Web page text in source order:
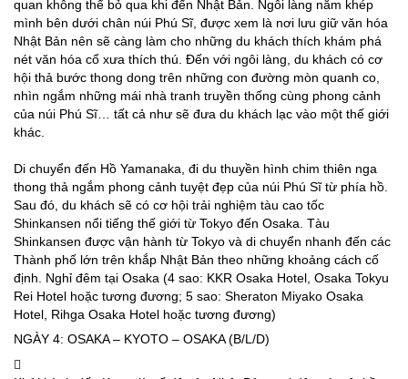
quan không thể bỏ qua khi đến Nhật Bản. Ngôi làng nằm khép
mình bên dưới chân núi Phú Sĩ, được xem là nơi lưu giữ văn hóa
Nhật Bản nên sẽ càng làm cho những du khách thích khám phá
nét văn hóa cổ xưa thích thú. Đến với ngôi làng, du khách có cơ
hội thả bước thong dong trên những con đường mòn quanh co,
nhìn ngắm những mái nhà tranh truyền thống cùng phong cảnh
của núi Phú Sĩ… tất cả như sẽ đưa du khách lạc vào một thế giới
khác.
Di chuyển đến Hồ Yamanaka, đi du thuyền hình chim thiên nga
thong thả ngắm phong cảnh tuyệt đẹp của núi Phú Sĩ từ phía hồ.
Sau đó, du khách sẽ có cơ hội trải nghiệm tàu cao tốc
Shinkansen nổi tiếng thế giới từ Tokyo đến Osaka. Tàu
Shinkansen được vận hành từ Tokyo và di chuyển nhanh đến các
Thành phố lớn trên khắp Nhật Bản theo những khoảng cách cố
định. Nghỉ đêm tại Osaka (4 sao: KKR Osaka Hotel, Osaka Tokyu
Rei Hotel hoặc tương đương; 5 sao: Sheraton Miyako Osaka
Hotel, Rihga Osaka Hotel hoặc tương đương)
NGÀY 4: OSAKA – KYOTO – OSAKA (B/L/D)